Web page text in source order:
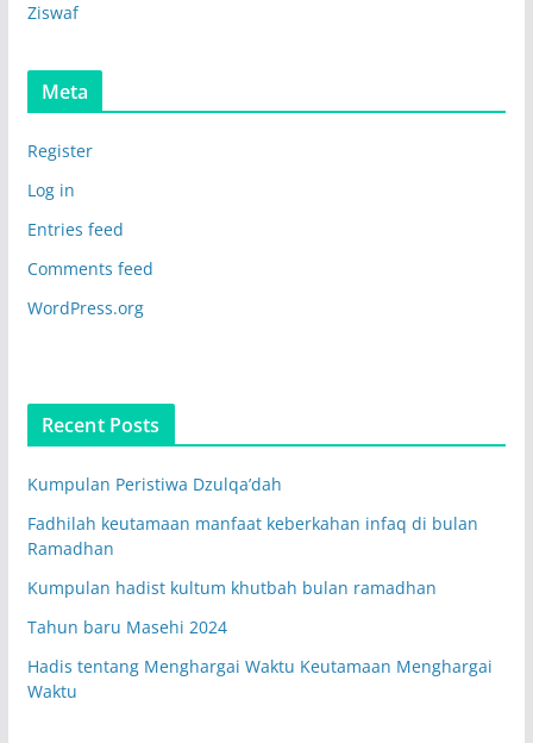
Ziswaf
Meta
Register
Log in
Entries feed
Comments feed
WordPress.org
Recent Posts
Kumpulan Peristiwa Dzulqa’dah
Fadhilah keutamaan manfaat keberkahan infaq di bulan
Ramadhan
Kumpulan hadist kultum khutbah bulan ramadhan
Tahun baru Masehi 2024
Hadis tentang Menghargai Waktu Keutamaan Menghargai
Waktu